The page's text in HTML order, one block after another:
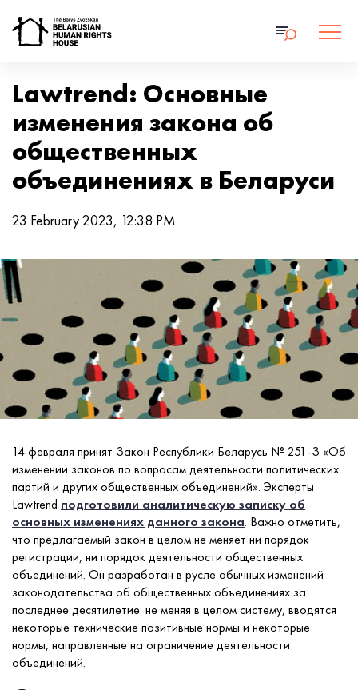
Lawtrend: Основные
изменения закона об
общественных
объединениях в Беларуси
23 February 2023, 12:38 PM
14 февраля принят Закон Республики Беларусь № 251-З «Об
изменении законов по вопросам деятельности политических
партий и других общественных объединений». Эксперты
Lawtrend подготовили аналитическую записку об
основных изменениях данного закона. Важно отметить,
что предлагаемый закон в целом не меняет ни порядок
регистрации, ни порядок деятельности общественных
объединений. Он разработан в русле обычных изменений
законодательства об общественных объединениях за
последнее десятилетие: не меняя в целом систему, вводятся
некоторые технические позитивные нормы и некоторые
нормы, направленные на ограничение деятельности
объединений.